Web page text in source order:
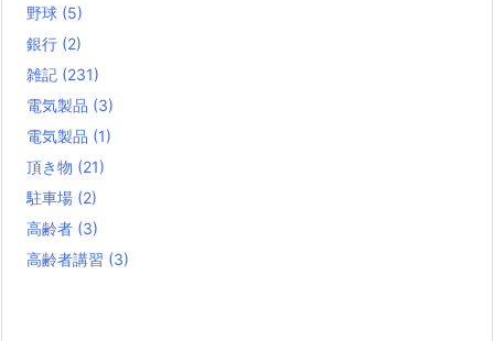
野球 (5)
銀行 (2)
雑記 (231)
電気製品 (3)
電気製品 (1)
頂き物 (21)
駐車場 (2)
高齢者 (3)
高齢者講習 (3)